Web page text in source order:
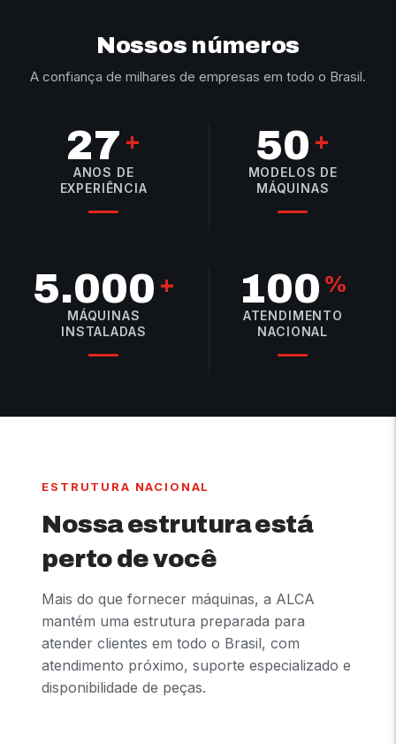
Nossos números
A confiança de milhares de empresas em todo o Brasil.
27 +
ANOS DE
EXPERIÊNCIA
50 +
MODELOS DE
MÁQUINAS
5.000 +
MÁQUINAS
INSTALADAS
100 %
ATENDIMENTO
NACIONAL
ESTRUTURA NACIONAL
Nossa estrutura está
perto de você
Mais do que fornecer máquinas, a ALCA
mantém uma estrutura preparada para
atender clientes em todo o Brasil, com
atendimento próximo, suporte especializado e
disponibilidade de peças.